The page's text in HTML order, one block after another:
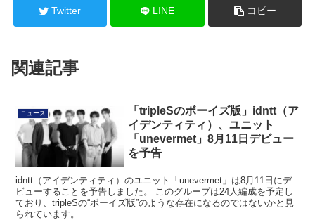
Twitter LINE コピー
関連記事
ニュース
「tripleSのボーイズ版」idntt（ア
イデンティティ）、ユニット
「unevermet」8月11日デビュー
を予告
idntt（アイデンティティ）のユニット「unevermet」は8月11日にデ
ビューすることを予告しました。 このグループは24人編成を予定し
ており、tripleSの“ボーイズ版”のような存在になるのではないかと見
られています。